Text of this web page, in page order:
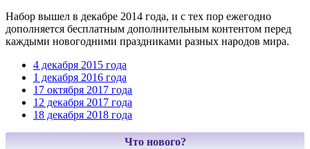
Набор вышел в декабре 2014 года, и с тех пор ежегодно
дополняется бесплатным дополнительным контентом перед
каждыми новогодними праздниками разных народов мира.
4 декабря 2015 года
1 декабря 2016 года
17 октября 2017 года
12 декабря 2017 года
18 декабря 2018 года
Что нового?